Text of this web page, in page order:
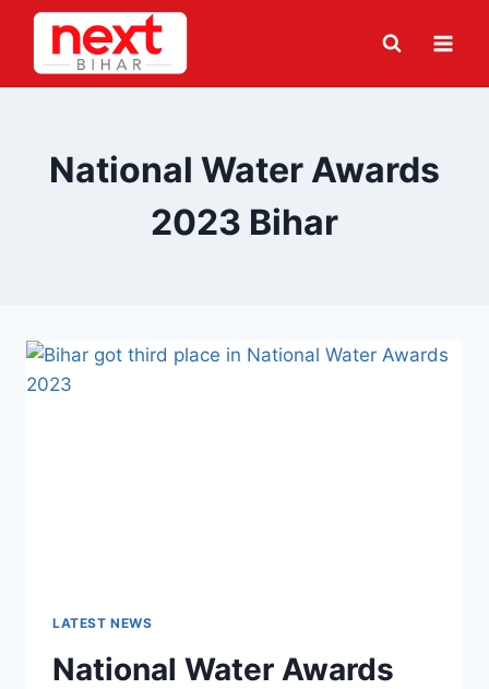
Skip
content
National Water Awards
2023 Bihar
LATEST NEWS
National Water Awards